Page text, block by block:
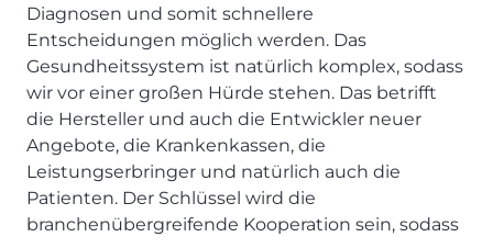
Diagnosen und somit schnellere
Entscheidungen möglich werden. Das
Gesundheitssystem ist natürlich komplex, sodass
wir vor einer großen Hürde stehen. Das betrifft
die Hersteller und auch die Entwickler neuer
Angebote, die Krankenkassen, die
Leistungserbringer und natürlich auch die
Patienten. Der Schlüssel wird die
branchenübergreifende Kooperation sein, sodass